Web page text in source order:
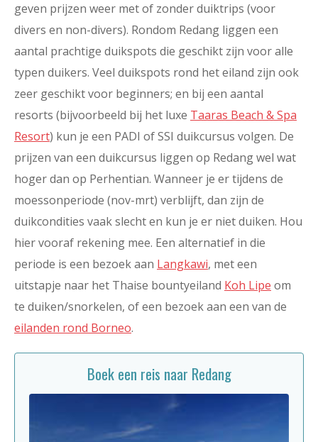
geven prijzen weer met of zonder duiktrips (voor
divers en non-divers). Rondom Redang liggen een
aantal prachtige duikspots die geschikt zijn voor alle
typen duikers. Veel duikspots rond het eiland zijn ook
zeer geschikt voor beginners; en bij een aantal
resorts (bijvoorbeeld bij het luxe Taaras Beach & Spa
Resort) kun je een PADI of SSI duikcursus volgen. De
prijzen van een duikcursus liggen op Redang wel wat
hoger dan op Perhentian. Wanneer je er tijdens de
moessonperiode (nov-mrt) verblijft, dan zijn de
duikcondities vaak slecht en kun je er niet duiken. Hou
hier vooraf rekening mee. Een alternatief in die
periode is een bezoek aan Langkawi, met een
uitstapje naar het Thaise bountyeiland Koh Lipe om
te duiken/snorkelen, of een bezoek aan een van de
eilanden rond Borneo.
Boek een reis naar Redang